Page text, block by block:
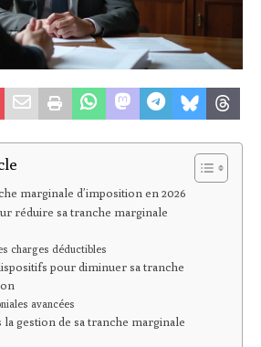
marginale d’imposition en 2026
réduire sa tranche marginale
charges déductibles
pour diminuer sa tranche
avancées
la gestion de sa tranche marginale